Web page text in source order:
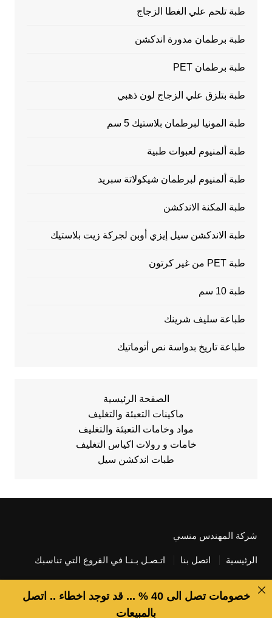
طبة تلحم علي الغطا الزجاج
طبة برطمان مدورة اندكشن
طبة برطمان PET
طبة بتلزق علي الزجاج لون ذهبي
طبة المونيا لبرطمان بلاستيك 5 سم
طبة ألمنيوم لعبوات طبية
طبة ألمنيوم لبرطمان شيكولاتة سبريد
طبة المكنة الاندكشن
طبة الاندكشن سيل إيزي أوبن لجركة زيت بلاستيك
طبة PET من غير كرتون
طبة 10 سم
طباعة سليف شرينك
طباعة تاريخ بدواسة نص أتوماتيك
الصفحة الرئيسية
ماكينات التعبئة والتغليف
مواد وخامات التعبئة والتغليف
خامات و رولات اكياس التغليف
طبات اندكشن سيل
شركة المهندس منسي
الرئيسية اتصل بنا اتـصـل بـنـا في الفروع التي تناسبك
خصومات تصل الى 40 % ... قد توجد اخطاء .. اتصل
بالمبيعات